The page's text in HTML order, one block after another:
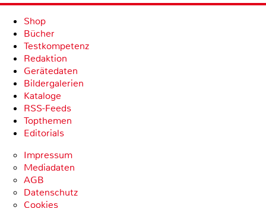
Shop
Bücher
Testkompetenz
Redaktion
Gerätedaten
Bildergalerien
Kataloge
RSS-Feeds
Topthemen
Editorials
Impressum
Mediadaten
AGB
Datenschutz
Cookies